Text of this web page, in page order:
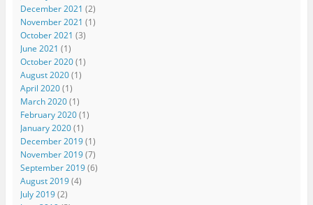
December 2021 (2)
November 2021 (1)
October 2021 (3)
June 2021 (1)
October 2020(1)
August 2020(1)
April 2020(1)
March 2020(1)
February 2020(1)
January 2020(1)
December 2019(1)
November 2019(7)
September 2019(6)
August 2019(4)
July 2019(2)